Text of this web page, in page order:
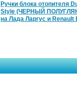
Ручки блока отопителя
Style (ЧЕРНЫЙ
на Лада Ларгус и Renault